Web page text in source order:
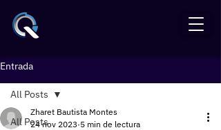
Entrada
All Posts
All Posts
Zharet Bautista Montes
24 nov 2023 5 min de lectura